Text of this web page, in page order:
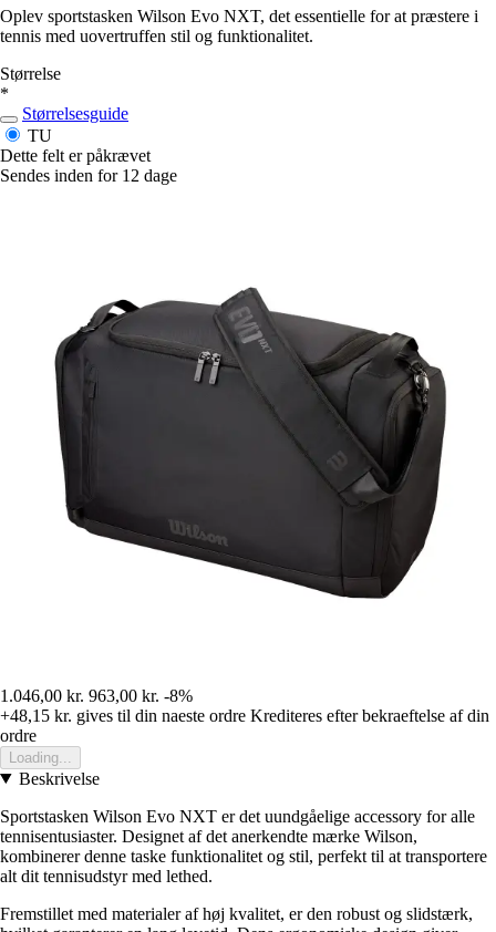
Oplev sportstasken Wilson Evo NXT, det essentielle for at præstere i
tennis med uovertruffen stil og funktionalitet.
Størrelse
*
Størrelsesguide
TU
Dette felt er påkrævet
Sendes inden for 12 dage
1.046,00 kr. 963,00 kr. -8%
+48,15 kr. gives til din naeste ordre Krediteres efter bekraeftelse af din
ordre
Loading...
Beskrivelse
Sportstasken Wilson Evo NXT er det uundgåelige accessory for alle
tennisentusiaster. Designet af det anerkendte mærke Wilson,
kombinerer denne taske funktionalitet og stil, perfekt til at transportere
alt dit tennisudstyr med lethed.
Fremstillet med materialer af høj kvalitet, er den robust og slidstærk,